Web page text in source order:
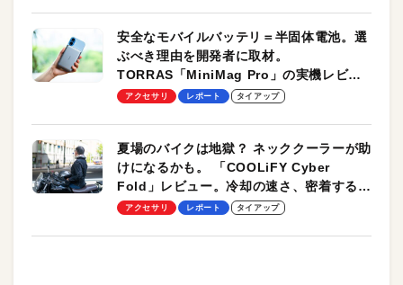
安全なモバイルバッテリ＝半固体電池。選
ぶべき理由を開発者に取材。
TORRAS「MiniMag Pro」の実機レビュ
ーも
アクセサリ レポート タイアップ
夏場のバイクは地獄？ ネッククーラーが助
けになるかも。 「COOLiFY Cyber
Fold」レビュー。冷却の速さ、密着する冷
却プレート、シンプルな操作性がグッド！
アクセサリ レポート タイアップ